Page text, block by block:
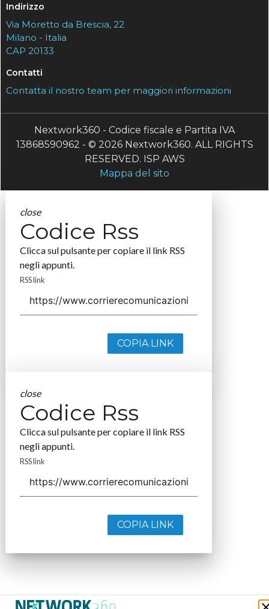
Indirizzo
Via Moretto da Brescia, 22
Milano - Italia
CAP 20133
Contatti
Contatta il nostro team per maggiori informazioni
Nextwork360 - Codice fiscale e Partita IVA
13868590962 - © 2026 Nextwork360. ALL RIGHTS
RESERVED. ISP AWS
Mappa del sito
close
Codice Rss
Clicca sul pulsante per copiare il link RSS
negli appunti.
RSS link
COPIA LINK
close
Codice Rss
Clicca sul pulsante per copiare il link RSS
negli appunti.
RSS link
COPIA LINK